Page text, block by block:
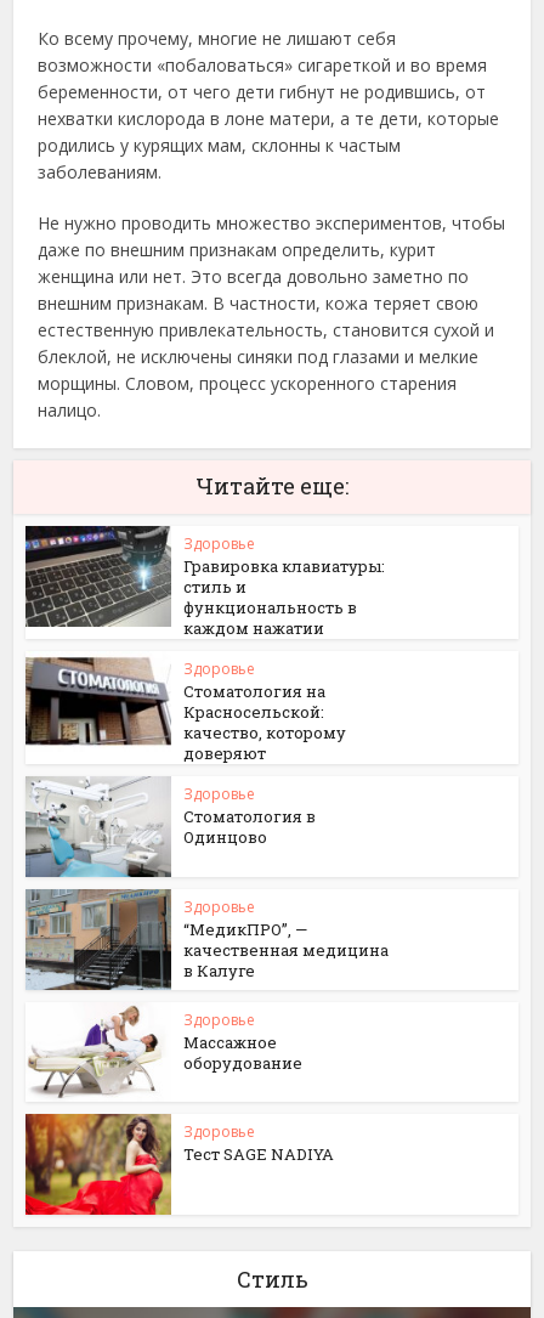
Ко всему прочему, многие не лишают себя
возможности «побаловаться» сигареткой и во время
беременности, от чего дети гибнут не родившись, от
нехватки кислорода в лоне матери, а те дети, которые
родились у курящих мам, склонны к частым
заболеваниям.
Не нужно проводить множество экспериментов, чтобы
даже по внешним признакам определить, курит
женщина или нет. Это всегда довольно заметно по
внешним признакам. В частности, кожа теряет свою
естественную привлекательность, становится сухой и
блеклой, не исключены синяки под глазами и мелкие
морщины. Словом, процесс ускоренного старения
налицо.
Читайте еще:
Здоровье
Гравировка клавиатуры:
стиль и
функциональность в
каждом нажатии
Здоровье
Стоматология на
Красносельской:
качество, которому
доверяют
Здоровье
Стоматология в
Одинцово
Здоровье
“МедикПРО”, —
качественная медицина
в Калуге
Здоровье
Массажное
оборудование
Здоровье
Тест SAGE NADIYA
Стиль